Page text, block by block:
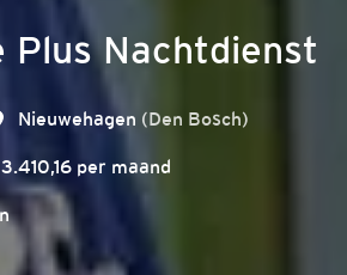
Plus Nachtdienst
Nieuwehagen (Den Bosch)
per maand